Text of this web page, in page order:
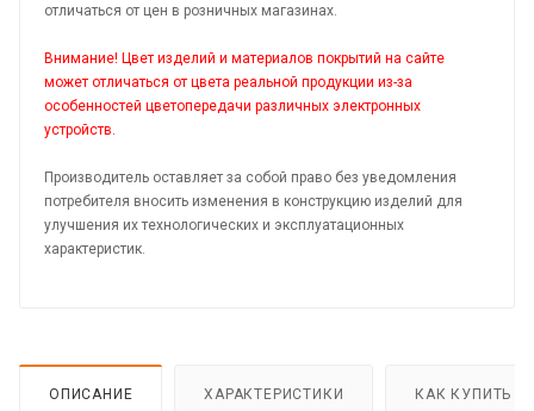
отличаться от цен в розничных магазинах.
Внимание! Цвет изделий и материалов покрытий на сайте
может отличаться от цвета реальной продукции из-за
особенностей цветопередачи различных электронных
устройств.
Производитель оставляет за собой право без уведомления
потребителя вносить изменения в конструкцию изделий для
улучшения их технологических и эксплуатационных
характеристик.
ОПИСАНИЕ ХАРАКТЕРИСТИКИ КАК КУПИТЬ